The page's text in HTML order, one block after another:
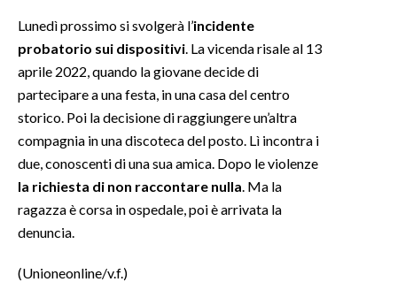
Lunedì prossimo si svolgerà l’incidente
probatorio sui dispositivi . La vicenda risale al 13
aprile 2022, quando la giovane decide di
partecipare a una festa, in una casa del centro
storico. Poi la decisione di raggiungere un’altra
compagnia in una discoteca del posto. Lì incontra i
due, conoscenti di una sua amica. Dopo le violenze
la richiesta di non raccontare nulla . Ma la
ragazza è corsa in ospedale, poi è arrivata la
denuncia.
(Unioneonline/v.f.)